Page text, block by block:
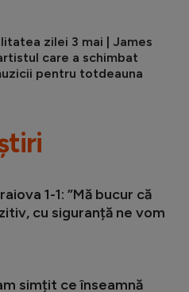
zilei 3 mai | James
care a schimbat
pentru totdeauna
1-1: ”Mă bucur că
cu siguranță ne vom
simțit ce înseamnă